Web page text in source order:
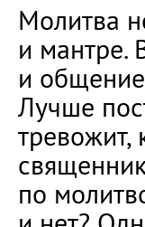
Молитва
и мантре.
и
Лучше
тревожит,
по